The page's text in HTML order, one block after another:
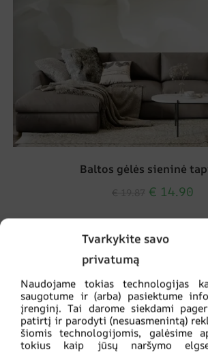
Tvarkykite savo
privatumą
Naudojame tokias technologijas
saugotume ir (arba) pasiektume
įrenginį. Tai darome siekdami
patirtį ir parodyti (nesuasmenintą)
šiomis technologijomis, galėsime
tokius kaip jūsų naršymo
Baltos gėlės sieninė
€ 14.90